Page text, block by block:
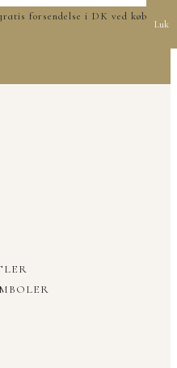
forsendelse i DK ved køb over
Luk